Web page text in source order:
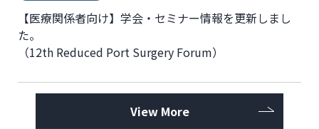
【医療関係者向け】学会・セミナー情報を更新しまし
た。
（12th Reduced Port Surgery Forum）
View More